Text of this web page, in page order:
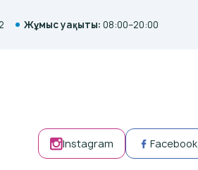
Жұмыс уақыты: 08:00–20:00
Instagram Facebook